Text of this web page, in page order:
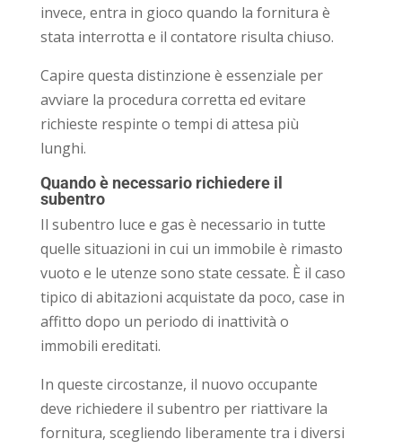
invece, entra in gioco quando la fornitura è
stata interrotta e il contatore risulta chiuso.
Capire questa distinzione è essenziale per
avviare la procedura corretta ed evitare
richieste respinte o tempi di attesa più
lunghi.
Quando è necessario richiedere il
subentro
Il subentro luce e gas è necessario in tutte
quelle situazioni in cui un immobile è rimasto
vuoto e le utenze sono state cessate. È il caso
tipico di abitazioni acquistate da poco, case in
affitto dopo un periodo di inattività o
immobili ereditati.
In queste circostanze, il nuovo occupante
deve richiedere il subentro per riattivare la
fornitura, scegliendo liberamente tra i diversi